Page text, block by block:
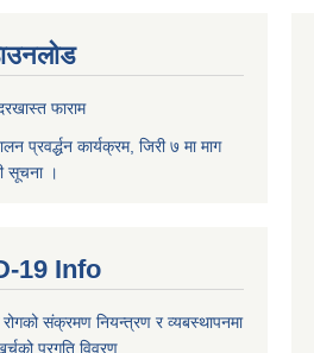
फाराम
प्रवर्द्धन कार्यक्रम, जिरी ७ मा माग
सूचना ।
19 Info
रोगको संक्रमण नियन्त्रण र व्यबस्थापनमा
प्रगति विवरण